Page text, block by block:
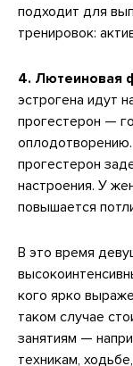
подходит для
тренировок:
4. Лютеиновая
эстрогена идут
прогестерон —
прогестерон
настроения. У
повышается
В это время
кого ярко
таком случае
занятиям —
техникам,